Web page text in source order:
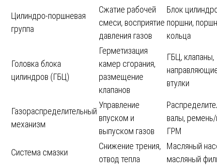
Цилиндро-поршневая
группа
Сжатие рабочей
смеси, восприятие
давления газов
Блок
поршни,
кольца
Головка блока
цилиндров (ГБЦ)
Герметизация
камер сгорания,
размещение
клапанов
ГБЦ, клапаны,
втулки
Газораспределительный
механизм
Управление
впуском и
выпуском газов
валы,
ГРМ
Система смазки
Снижение трения,
отвод тепла
Масляный
масляный